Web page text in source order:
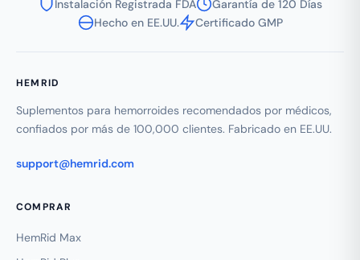
Instalación Registrada FDA
Garantía de 120 Días
Hecho en EE.UU.
Certificado GMP
HEMRID
Suplementos para hemorroides recomendados por médicos,
confiados por más de 100,000 clientes. Fabricado en EE.UU.
support@hemrid.com
COMPRAR
HemRid Max